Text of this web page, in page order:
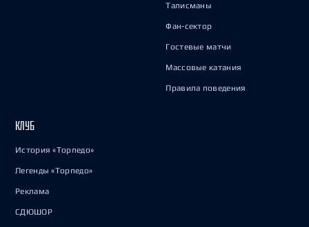
Талисманы
Фан-сектор
Гостевые матчи
Массовые катания
Правила поведения
КЛУБ
История «Торпедо»
Легенды «Торпедо»
Реклама
СДЮШОР